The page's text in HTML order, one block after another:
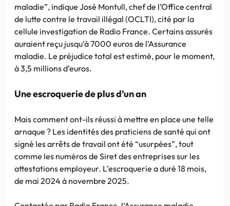
maladie”, indique José Montull, chef de l’Office central
de lutte contre le travail illégal (OCLTI), cité par la
cellule investigation de Radio France. Certains assurés
auraient reçu jusqu’à 7000 euros de l’Assurance
maladie. Le préjudice total est estimé, pour le moment,
à 3,5 millions d’euros.
Une escroquerie de plus d’un an
Mais comment ont-ils réussi à mettre en place une telle
arnaque ? Les identités des praticiens de santé qui ont
signé les arrêts de travail ont été “usurpées”, tout
comme les numéros de Siret des entreprises sur les
attestations employeur. L’escroquerie a duré 18 mois,
de mai 2024 à novembre 2025.